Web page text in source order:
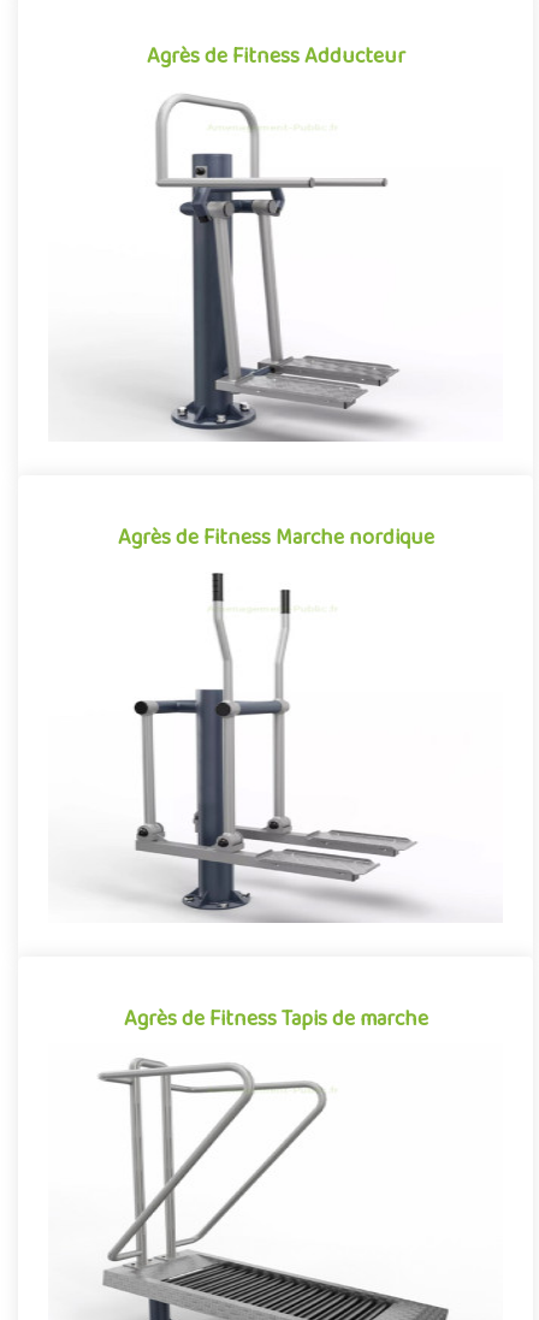
Agrès de Fitness Adducteur
Agrès de Fitness Adducteur
Agrès de fitness de plein air conjuguant activités sportives et
expériences ludiques, l'Adducteur se démarque par son caractè..
Offre partenaire
Agrès de Fitness Marche nordique
Agrès de Fitness Marche nordique
sportives et expériences ludiques, l'agrès de Marche nordique
se déma..
Agrès de Fitness Tapis de marche
Agrès de Fitness Tapis de marche
Agrès de fitness de plein air conjuguant activités sportives et
expériences ludiques, le Tapis roulant de marche se démarque ..
Offre partenaire